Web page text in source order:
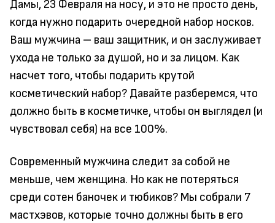
Дамы, 23 Февраля на носу, и это не просто день,
когда нужно подарить очередной набор носков.
Ваш мужчина – ваш защитник, и он заслуживает
ухода не только за душой, но и за лицом. Как
насчет того, чтобы подарить крутой
косметический набор? Давайте разберемся, что
должно быть в косметичке, чтобы он выглядел (и
чувствовал себя) на все 100%.
Современный мужчина следит за собой не
меньше, чем женщина. Но как не потеряться
среди сотен баночек и тюбиков? Мы собрали 7
мастхэвов, которые точно должны быть в его